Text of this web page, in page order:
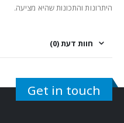
היתרונות והתכונות שהיא מציעה.
חוות דעת (0)
Get in touch